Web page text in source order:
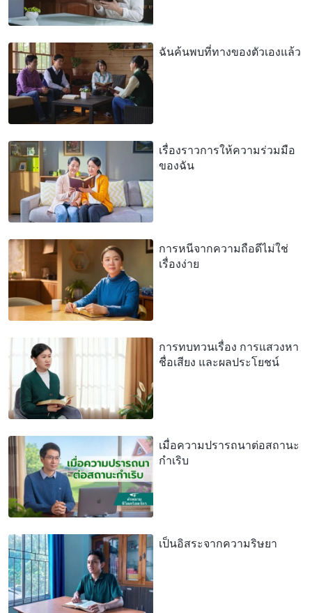
ฉันค้นพบที่ทางของตัวเองแล้ว
เรื่องราวการให้ความร่วมมือ
ของฉัน
การหนีจากความถือดีไม่ใช่
เรื่องง่าย
การทบทวนเรื่อง การแสวงหา
ชื่อเสียง และผลประโยชน์
เมื่อความปรารถนาต่อสถานะ
กำเริบ
เป็นอิสระจากความริษยา